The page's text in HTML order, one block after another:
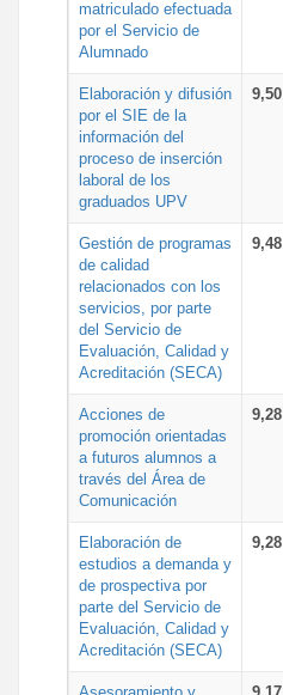
matriculado efectuada
por el Servicio de
Alumnado
Elaboración y difusión
por el SIE de la
información del
proceso de inserción
laboral de los
graduados UPV
9,50
Gestión de programas
de calidad
relacionados con los
servicios, por parte
del Servicio de
Evaluación, Calidad y
Acreditación (SECA)
9,48
Acciones de
promoción orientadas
a futuros alumnos a
través del Área de
Comunicación
9,28
Elaboración de
estudios a demanda y
de prospectiva por
parte del Servicio de
Evaluación, Calidad y
Acreditación (SECA)
9,28
Asesoramiento y
9,17